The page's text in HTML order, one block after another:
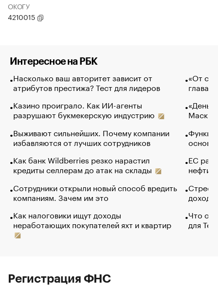
ОКОГУ
4210015
Интересное на РБК
Насколько ваш авторитет зависит от
атрибутов престижа? Тест для лидеров
Казино проиграло. Как ИИ-агенты
разрушают букмекерскую индустрию
Выживают сильнейших. Почему компании
избавляются от лучших сотрудников
Как банк Wildberries резко нарастил
кредиты селлерам до атак на склады
Сотрудники открыли новый способ вредить
компаниям. Зачем им это
Как налоговики ищут доходы
неработающих покупателей яхт и квартир
«От
глава
Маск в
основ
ЕС
нефти
Что
для
Регистрация ФНС